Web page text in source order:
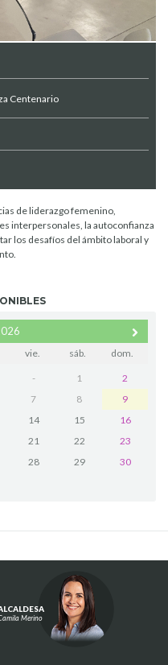
Centenario
de liderazgo femenino,
interpersonales, la autoconfianza
los desafíos del ámbito laboral y
vie. sáb. dom.
- 1
2
7 8
9
14 15
16
21 22
23
28 29
30
Merino